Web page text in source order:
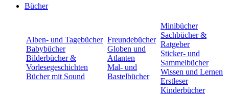
Bücher
Alben- und Tagebücher
Babybücher
Bilderbücher &
Vorlesegeschichten
Bücher mit Sound
Freundebücher
Globen und
Atlanten
Mal- und
Bastelbücher
Minibücher
Sachbücher &
Ratgeber
Sticker- und
Sammelbücher
Wissen und Lernen
Erstleser
Kinderbücher